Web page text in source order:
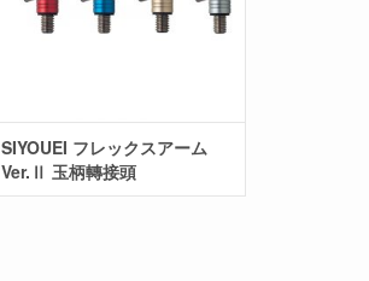
SIYOUEI フレックスアーム
Ver.Ⅱ 玉柄轉接頭